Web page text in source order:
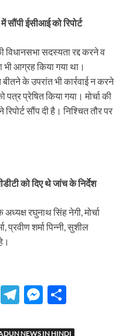
सौंपी ईसीआई को रिपोर्ट
विधानसभा सदस्यता रद्द करने व
आग्रह किया गया था।
बीतने के उपरांत भी कार्रवाई न करने
प्रेषित किया गया। मोर्चा की
सौंप दी है। निश्चित तौर पर
को दिए थे जांच के निर्देश
रघुनाथ सिंह नेगी, मोर्चा
प्रवीण शर्मा पिन्नी, सुशील
Li
T
M
NEWS IN HINDI